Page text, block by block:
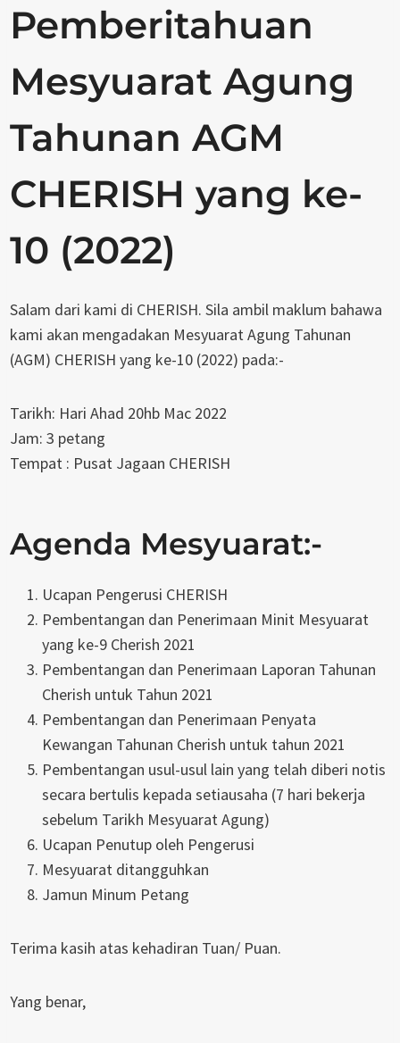
Pemberitahuan
Mesyuarat Agung
Tahunan AGM
CHERISH yang ke-
10 (2022)
Salam dari kami di CHERISH. Sila ambil maklum bahawa
kami akan mengadakan Mesyuarat Agung Tahunan
(AGM) CHERISH yang ke-10 (2022) pada:-
Tarikh: Hari Ahad 20hb Mac 2022
Jam: 3 petang
Tempat : Pusat Jagaan CHERISH
Agenda Mesyuarat:-
Ucapan Pengerusi CHERISH
Pembentangan dan Penerimaan Minit Mesyuarat
yang ke-9 Cherish 2021
Pembentangan dan Penerimaan Laporan Tahunan
Cherish untuk Tahun 2021
Pembentangan dan Penerimaan Penyata
Kewangan Tahunan Cherish untuk tahun 2021
Pembentangan usul-usul lain yang telah diberi notis
secara bertulis kepada setiausaha (7 hari bekerja
sebelum Tarikh Mesyuarat Agung)
Ucapan Penutup oleh Pengerusi
Mesyuarat ditangguhkan
Jamun Minum Petang
Terima kasih atas kehadiran Tuan/ Puan.
Yang benar,